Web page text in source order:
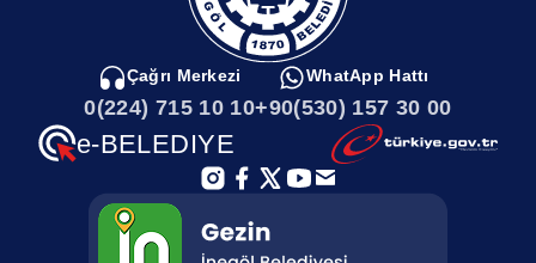
Çağrı Merkezi
0(224) 715 10 10
WhatApp Hattı
+90(530) 157 30 00
e-BELEDIYE